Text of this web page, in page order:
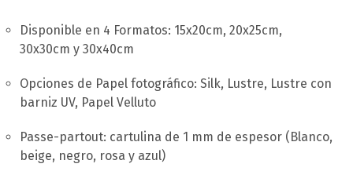
Disponible en 4 Formatos: 15x20cm, 20x25cm,
30x30cm y 30x40cm
Opciones de Papel fotográfico: Silk, Lustre, Lustre con
barniz UV, Papel Velluto
Passe-partout: cartulina de 1 mm de espesor (Blanco,
beige, negro, rosa y azul)